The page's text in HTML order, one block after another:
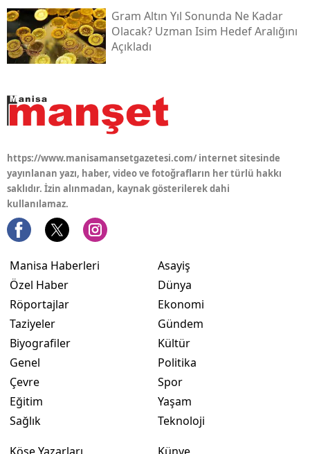
Gram Altın Yıl Sonunda Ne Kadar
Olacak? Uzman Isim Hedef Aralığını
Açıkladı
https://www.manisamansetgazetesi.com/ internet sitesinde
yayınlanan yazı, haber, video ve fotoğrafların her türlü hakkı
saklıdır. İzin alınmadan, kaynak gösterilerek dahi
kullanılamaz.
Manisa Haberleri
Özel Haber
Röportajlar
Taziyeler
Biyografiler
Genel
Çevre
Eğitim
Sağlık
Asayiş
Dünya
Ekonomi
Gündem
Kültür
Politika
Spor
Yaşam
Teknoloji